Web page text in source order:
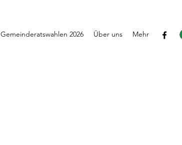
Gemeinderatswahlen 2026 Über uns Mehr